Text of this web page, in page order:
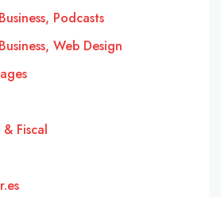
Podcasts
Web Design
Fiscal